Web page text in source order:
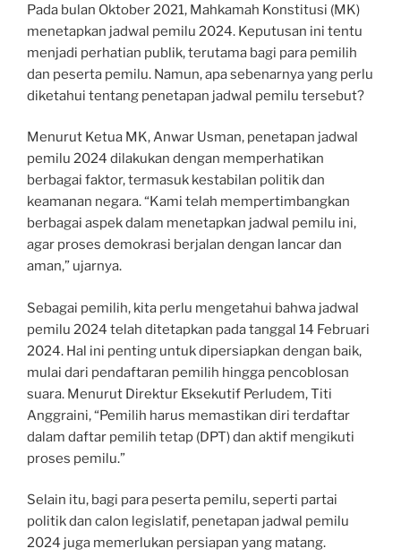
Pada bulan Oktober 2021, Mahkamah Konstitusi (MK)
menetapkan jadwal pemilu 2024. Keputusan ini tentu
menjadi perhatian publik, terutama bagi para pemilih
dan peserta pemilu. Namun, apa sebenarnya yang perlu
diketahui tentang penetapan jadwal pemilu tersebut?
Menurut Ketua MK, Anwar Usman, penetapan jadwal
pemilu 2024 dilakukan dengan memperhatikan
berbagai faktor, termasuk kestabilan politik dan
keamanan negara. “Kami telah mempertimbangkan
berbagai aspek dalam menetapkan jadwal pemilu ini,
agar proses demokrasi berjalan dengan lancar dan
aman,” ujarnya.
Sebagai pemilih, kita perlu mengetahui bahwa jadwal
pemilu 2024 telah ditetapkan pada tanggal 14 Februari
2024. Hal ini penting untuk dipersiapkan dengan baik,
mulai dari pendaftaran pemilih hingga pencoblosan
suara. Menurut Direktur Eksekutif Perludem, Titi
Anggraini, “Pemilih harus memastikan diri terdaftar
dalam daftar pemilih tetap (DPT) dan aktif mengikuti
proses pemilu.”
Selain itu, bagi para peserta pemilu, seperti partai
politik dan calon legislatif, penetapan jadwal pemilu
2024 juga memerlukan persiapan yang matang.